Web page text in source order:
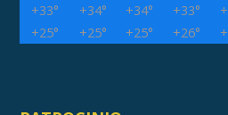
+33° +34° +34° +33° +
+25° +25° +25° +26° +